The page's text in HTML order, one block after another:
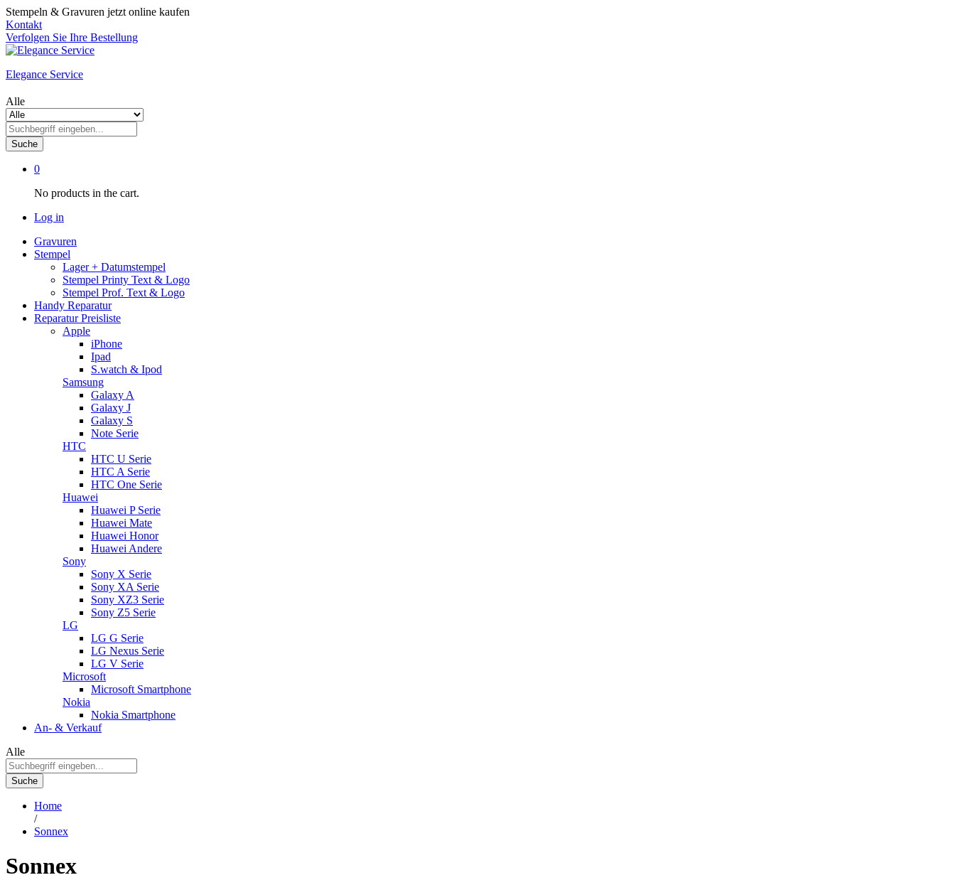
Stempeln & Gravuren jetzt online kaufen
Kontakt
Verfolgen Sie Ihre Bestellung
Elegance Service
Alle
Suche
0
No products in the cart.
Log in
Gravuren
Stempel
Lager + Datumstempel
Stempel Printy Text & Logo
Stempel Prof. Text & Logo
Handy Reparatur
Reparatur Preisliste
Apple
iPhone
Ipad
S.watch & Ipod
Samsung
Galaxy A
Galaxy J
Galaxy S
Note Serie
HTC
HTC U Serie
HTC A Serie
HTC One Serie
Huawei
Huawei P Serie
Huawei Mate
Huawei Honor
Huawei Andere
Sony
Sony X Serie
Sony XA Serie
Sony XZ3 Serie
Sony Z5 Serie
LG
LG G Serie
LG Nexus Serie
LG V Serie
Microsoft
Microsoft Smartphone
Nokia
Nokia Smartphone
An- & Verkauf
Alle
Suche
Home
/
Sonnex
Sonnex